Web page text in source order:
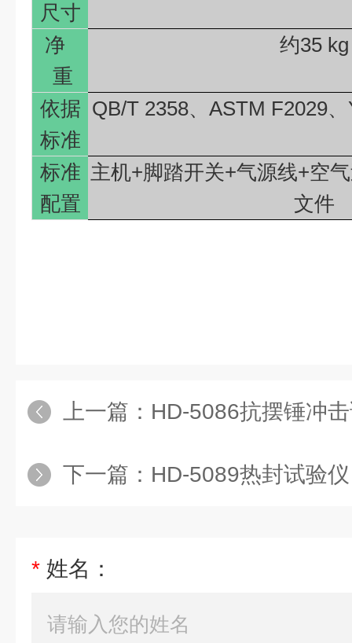
尺寸
净
重
约35 kg
依据
标准
QB/T 2358、 ASTM F2029、
标准
配置
主机+脚踏开关+气源线+空
文件
上一篇： HD-5086抗摆锤冲
下一篇： HD-5089热封试验仪
* 姓名：